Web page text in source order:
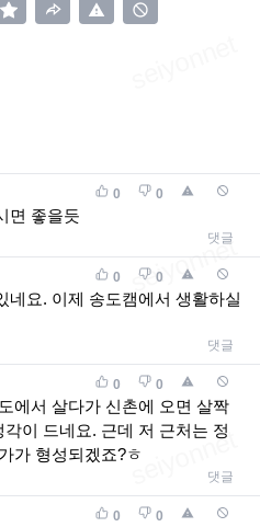
0 0
면 좋을듯
댓글
0 0
네요. 이제 송도캠에서 생활하실
댓글
0 0
에서 살다가 신촌에 오면 살짝
이 드네요. 근데 저 근처는 정
가 형성되겠죠?ㅎ
댓글
0 0